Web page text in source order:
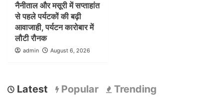
नैनीताल और मसूरी में सप्ताहांत
से पहले पर्यटकों की बढ़ी
आवाजाही, पर्यटन कारोबार में
लौटी रौनक
admin August 6, 2026
Latest Popular Trending